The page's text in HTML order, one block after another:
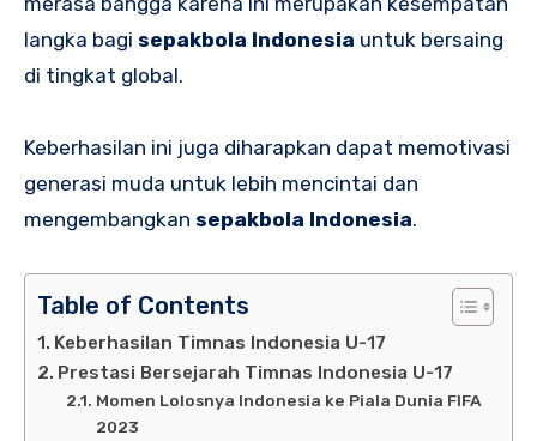
langka bagi sepakbola Indonesia untuk bersaing
di tingkat global.
Keberhasilan ini juga diharapkan dapat memotivasi
generasi muda untuk lebih mencintai dan
mengembangkan sepakbola Indonesia.
Table of Contents
Keberhasilan Timnas Indonesia U-17
Prestasi Bersejarah Timnas Indonesia U-17
Momen Lolosnya Indonesia ke Piala Dunia FIFA
2023